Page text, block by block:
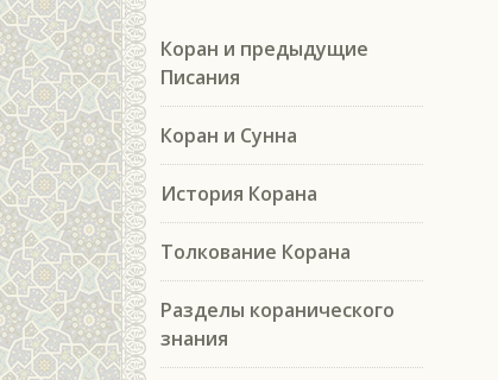
Коран и предыдущие
Писания
Коран и Сунна
История Корана
Толкование Корана
Разделы коранического
знания